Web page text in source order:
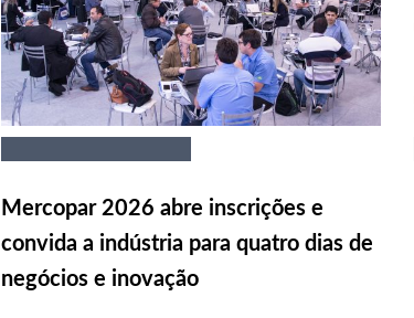
Mercopar 2026 abre inscrições e
convida a indústria para quatro dias de
negócios e inovação